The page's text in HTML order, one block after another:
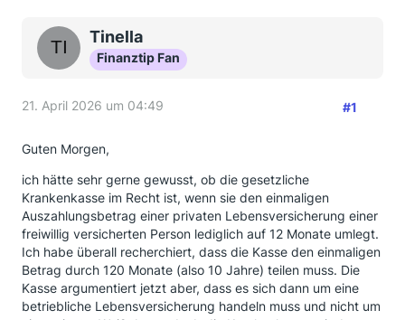
Tinella
Finanztip Fan
21. April 2026 um 04:49 #1
Guten Morgen,
ich hätte sehr gerne gewusst, ob die gesetzliche
Krankenkasse im Recht ist, wenn sie den einmaligen
Auszahlungsbetrag einer privaten Lebensversicherung einer
freiwillig versicherten Person lediglich auf 12 Monate umlegt.
Ich habe überall recherchiert, dass die Kasse den einmaligen
Betrag durch 120 Monate (also 10 Jahre) teilen muss. Die
Kasse argumentiert jetzt aber, dass es sich dann um eine
betriebliche Lebensversicherung handeln muss und nicht um